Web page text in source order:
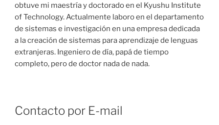
obtuve mi maestría y doctorado en el Kyushu Institute
of Technology. Actualmente laboro en el departamento
de sistemas e investigación en una empresa dedicada
a la creación de sistemas para aprendizaje de lenguas
extranjeras. Ingeniero de día, papá de tiempo
completo, pero de doctor nada de nada.
Contacto por E-mail